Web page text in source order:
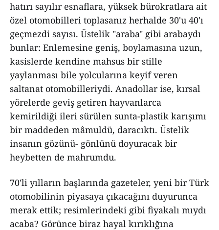
hatırı sayılır esnaflara, yüksek bürokratlara ait
özel otomobilleri toplasanız herhalde 30'u 40'ı
geçmezdi sayısı. Üstelik "araba" gibi arabaydı
bunlar: Enlemesine geniş, boylamasına uzun,
kasislerde kendine mahsus bir stille
yaylanması bile yolcularına keyif veren
saltanat otomobilleriydi. Anadollar ise, kırsal
yörelerde geviş getiren hayvanlarca
kemirildiği ileri sürülen sunta-plastik karışımı
bir maddeden mâmuldü, daracıktı. Üstelik
insanın gözünü- gönlünü doyuracak bir
heybetten de mahrumdu.
70'li yılların başlarında gazeteler, yeni bir Türk
otomobilinin piyasaya çıkacağını duyurunca
merak ettik; resimlerindeki gibi fiyakalı mıydı
acaba? Görünce biraz hayal kırıklığına